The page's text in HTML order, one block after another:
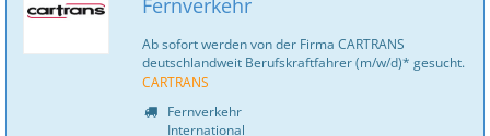
Fernverkehr
Ab sofort werden von der Firma CARTRANS
deutschlandweit Berufskraftfahrer (m/w/d)* gesucht.
CARTRANS
Fernverkehr
International